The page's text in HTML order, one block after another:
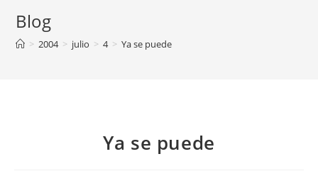
Blog
> 2004 > julio > 4 > Ya se puede
Ya se puede